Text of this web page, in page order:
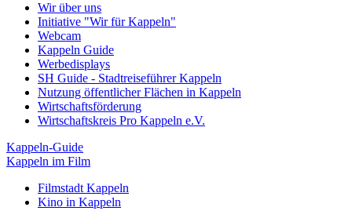
Wir über uns
Initiative "Wir für Kappeln"
Webcam
Kappeln Guide
Werbedisplays
SH Guide - Stadtreiseführer Kappeln
Nutzung öffentlicher Flächen in Kappeln
Wirtschaftsförderung
Wirtschaftskreis Pro Kappeln e.V.
Kappeln-Guide
Kappeln im Film
Filmstadt Kappeln
Kino in Kappeln